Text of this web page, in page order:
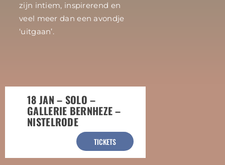
zijn intiem, inspirerend en
veel meer dan een avondje
‘uitgaan’.
18 JAN – SOLO –
GALLERIE BERNHEZE –
NISTELRODE
TICKETS